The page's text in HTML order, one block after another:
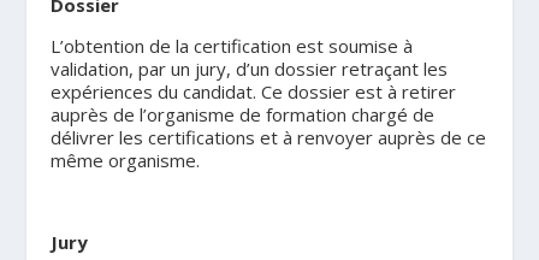
Dossier
L’obtention de la certification est soumise à
validation, par un jury, d’un dossier retraçant les
expériences du candidat. Ce dossier est à retirer
auprès de l’organisme de formation chargé de
délivrer les certifications et à renvoyer auprès de ce
même organisme.
Jury